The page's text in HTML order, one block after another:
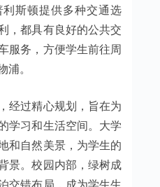
斯顿提供多种交通选
，都具有良好的公共交
服务，方便学生前往周
。
经过精心规划，旨在为
学习和生活空间。大学
和自然美景，为学生的
景。校园内部，绿树成